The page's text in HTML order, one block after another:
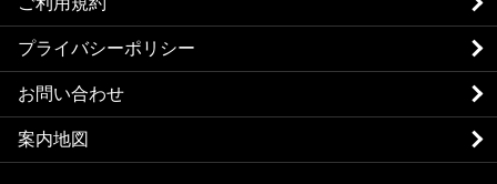
プライバシーポリシー
お問い合わせ
案内地図